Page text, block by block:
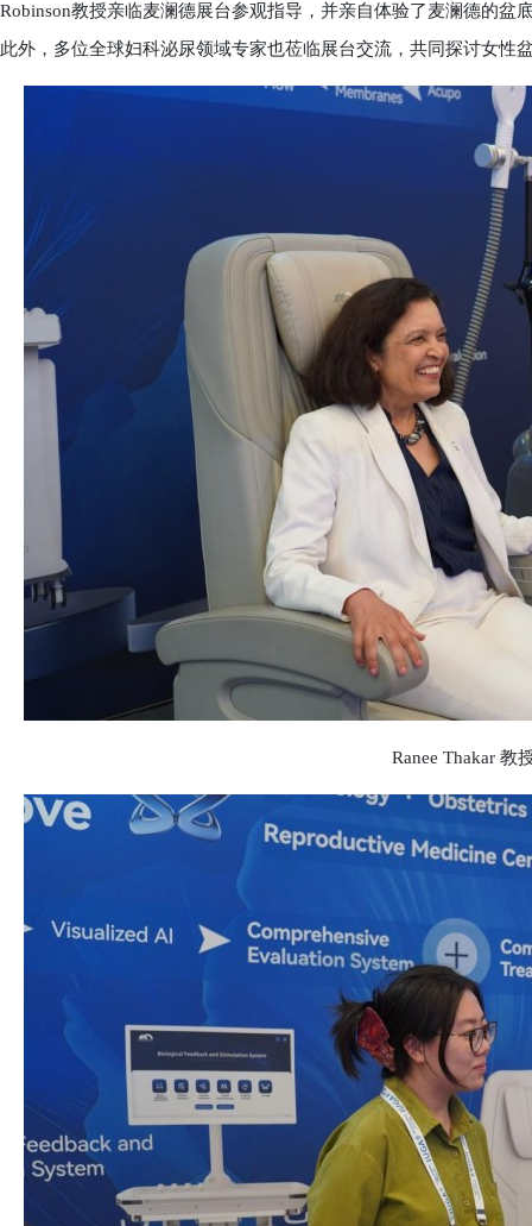
Robinson教授亲临麦澜德展台参观指导，并亲自体验了麦澜德的
此外，多位全球妇科泌尿领域专家也莅临展台交流，共同探讨女性
Ranee Thakar 教